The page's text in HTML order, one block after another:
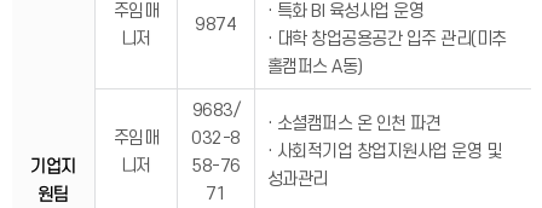
기업지
원팀
주임매
니저
9874
· 특화 BI 육성사업 운영
· 대학 창업공용공간 입주 관리(미추
홀캠퍼스 A동)
주임매
니저
9683/
032-8
58-76
71
· 소셜캠퍼스 온 인천 파견
· 사회적기업 창업지원사업 운영 및
성과관리